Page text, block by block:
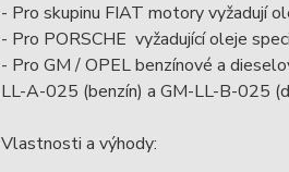
- Pro skupinu FIAT motory vyžadují
- Pro PORSCHE vyžadující oleje
- Pro GM / OPEL benzínové a
LL-A-025 (benzín) a GM-LL-B-025
Vlastnosti a výhody: